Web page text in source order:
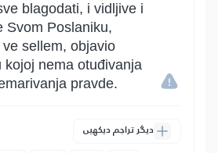
blagodati, i vidljive i
Svom Poslaniku,
sellem, objavio
kojoj nema otuđivanja
pravde.
دیگر تراجم دیکھیں